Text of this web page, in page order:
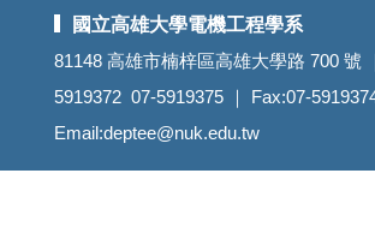
國立高雄大學電機工程學系
81148 高雄市楠梓區高雄大學路 700 號
5919372 07-5919375 ｜ Fax:07-5919374
Email:deptee@nuk.edu.tw